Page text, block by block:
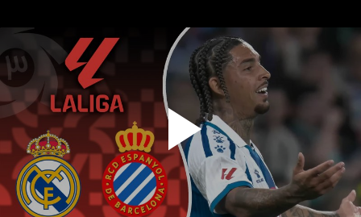
پخش
ویدیو